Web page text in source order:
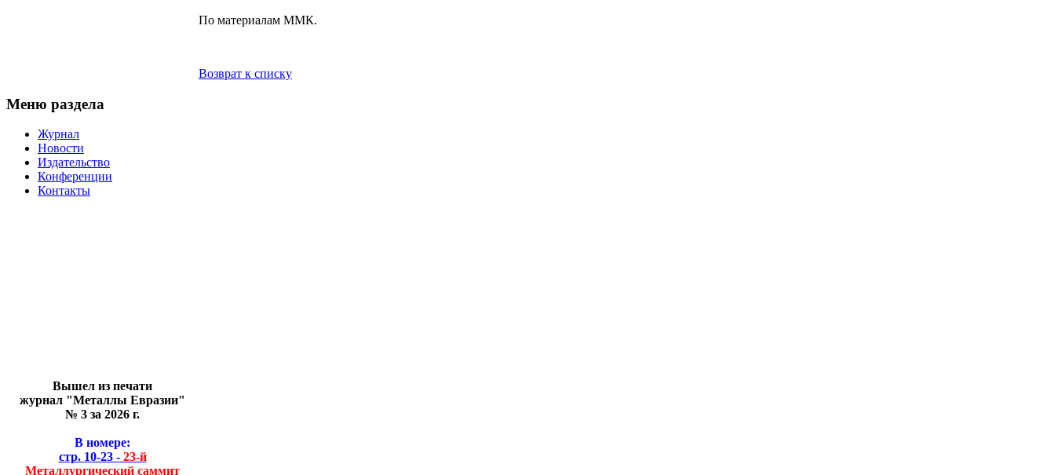
По материалам ММК.
Возврат к списку
Меню раздела
Журнал
Новости
Издательство
Конференции
Контакты
Вышел из печати
журнал "Металлы Евразии"
№ 3 за 2026 г.
В номере:
стр. 10-23 -23-й
Металлургический саммит